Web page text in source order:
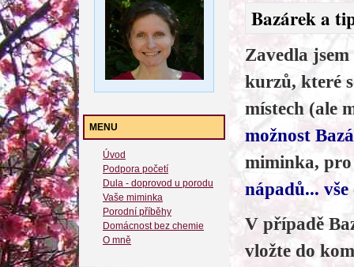
MENU
Úvod
Podpora početí
Dula - doprovod u porodu
Vaše miminka
Porodní příběhy
Domácnost bez chemie
O mně
Bazárek a
Zavedla
kurzů, které
místech (ale
možnost
miminka,
nápadů...
V případě
vložte do